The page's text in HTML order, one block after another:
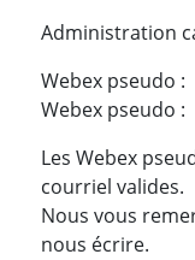
Administration
Webex pseudo
Webex pseudo
Les Webex
courriel valides.
Nous vous
nous écrire.